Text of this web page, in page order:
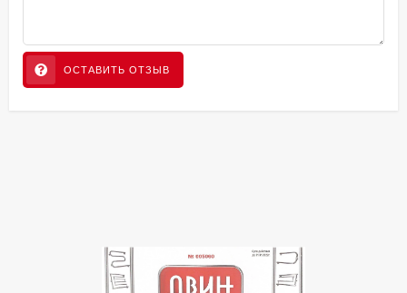
ОСТАВИТЬ ОТЗЫВ